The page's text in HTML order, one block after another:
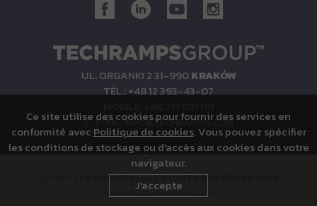
UL. ORGANKI 2 31-990KRAKÓW
TÉL.: +48 12 393-43-07
E-MAIL:INFO@TECHRAMPS.COM
TECHRAMPS|ALL RIGHTS RESERVED 2019
powered byextremelab.pl
Ce site utilise des cookies pour fournir des services en
conformité avec Politique de cookies. Vous pouvez spécifier
les conditions de stockage ou d'accès aux cookies dans votre
navigateur.
J'accepte